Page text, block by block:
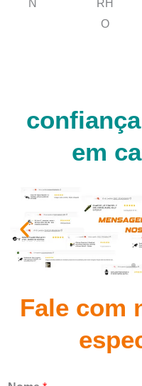
em
Fale com